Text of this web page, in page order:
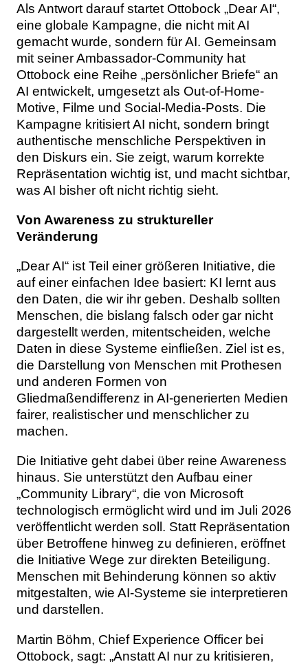
Als Antwort darauf startet Ottobock „Dear AI“,
eine globale Kampagne, die nicht mit AI
gemacht wurde, sondern für AI. Gemeinsam
mit seiner Ambassador-Community hat
Ottobock eine Reihe „persönlicher Briefe“ an
AI entwickelt, umgesetzt als Out-of-Home-
Motive, Filme und Social-Media-Posts. Die
Kampagne kritisiert AI nicht, sondern bringt
authentische menschliche Perspektiven in
den Diskurs ein. Sie zeigt, warum korrekte
Repräsentation wichtig ist, und macht sichtbar,
was AI bisher oft nicht richtig sieht.
Von Awareness zu struktureller
Veränderung
„Dear AI“ ist Teil einer größeren Initiative, die
auf einer einfachen Idee basiert: KI lernt aus
den Daten, die wir ihr geben. Deshalb sollten
Menschen, die bislang falsch oder gar nicht
dargestellt werden, mitentscheiden, welche
Daten in diese Systeme einfließen. Ziel ist es,
die Darstellung von Menschen mit Prothesen
und anderen Formen von
Gliedmaßendifferenz in AI-generierten Medien
fairer, realistischer und menschlicher zu
machen.
Die Initiative geht dabei über reine Awareness
hinaus. Sie unterstützt den Aufbau einer
„Community Library“, die von Microsoft
technologisch ermöglicht wird und im Juli 2026
veröffentlicht werden soll. Statt Repräsentation
über Betroffene hinweg zu definieren, eröffnet
die Initiative Wege zur direkten Beteiligung.
Menschen mit Behinderung können so aktiv
mitgestalten, wie AI-Systeme sie interpretieren
und darstellen.
Martin Böhm, Chief Experience Officer bei
Ottobock, sagt: „Anstatt AI nur zu kritisieren,